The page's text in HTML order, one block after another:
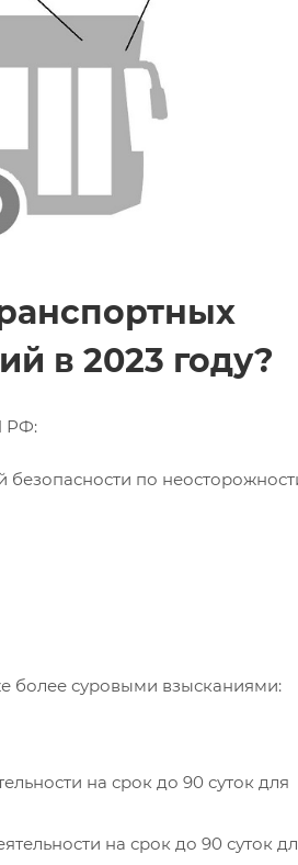
в 2023 году?
РФ:
по
более суровыми взысканиями:
на срок до 90 суток для
на срок до 90 суток